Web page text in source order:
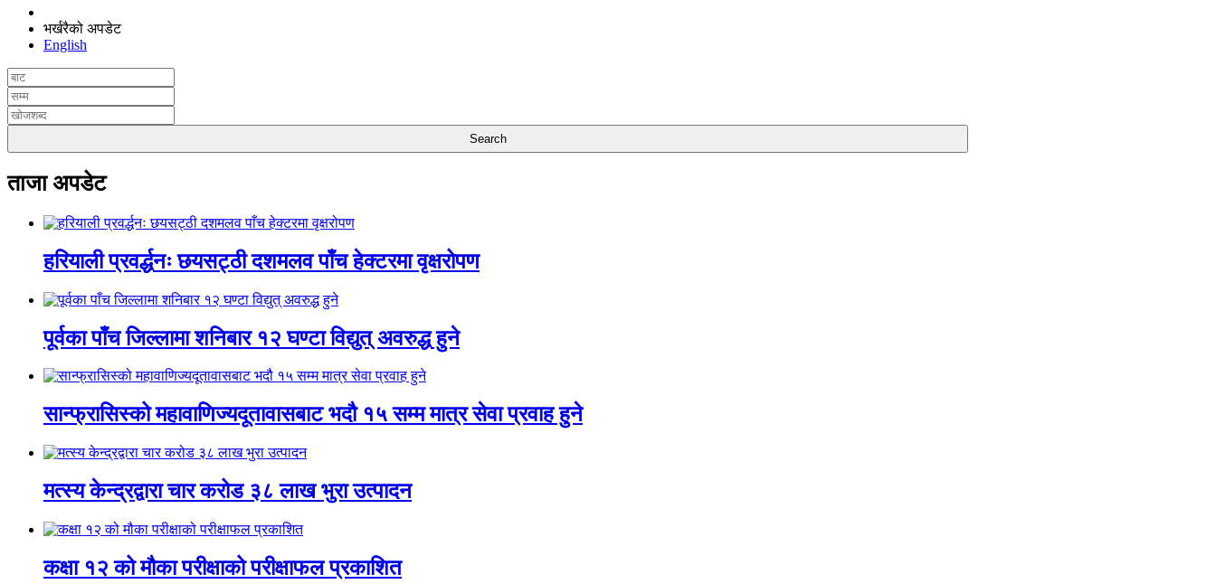
भर्खरैको अपडेट
English
ताजा अपडेट
हरियाली प्रवर्द्धनः छयसट्ठी दशमलव पाँच हेक्टरमा वृक्षरोपण
पूर्वका पाँच जिल्लामा शनिबार १२ घण्टा विद्युत् अवरुद्ध हुने
सान्फ्रासिस्को महावाणिज्यदूतावासबाट भदौ १५ सम्म मात्र सेवा प्रवाह हुने
मत्स्य केन्द्रद्वारा चार करोड ३८ लाख भुरा उत्पादन
कक्षा १२ को मौका परीक्षाको परीक्षाफल प्रकाशित